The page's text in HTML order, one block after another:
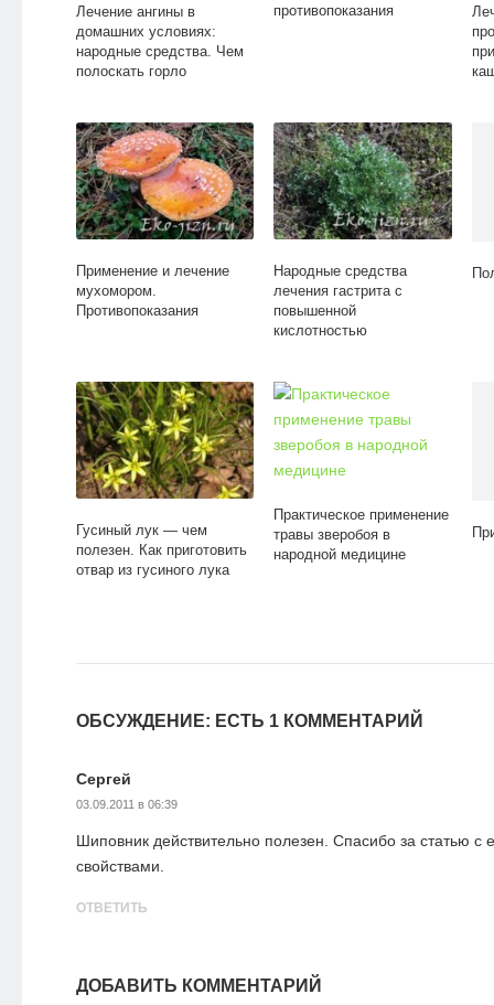
Лечение ангины в
домашних условиях:
народные средства. Чем
полоскать горло
противопоказания
Применение и лечение
мухомором.
Противопоказания
Народные средства
лечения гастрита с
повышенной
кислотностью
Гусиный лук — чем
полезен. Как приготовить
отвар из гусиного лука
Практическое применение
травы зверобоя в
народной медицине
ОБСУЖДЕНИЕ: ЕСТЬ 1 КОММЕНТАРИЙ
Сергей
03.09.2011 в 06:39
Шиповник действительно полезен. Спасибо за статью с
свойствами.
ОТВЕТИТЬ
ДОБАВИТЬ КОММЕНТАРИЙ